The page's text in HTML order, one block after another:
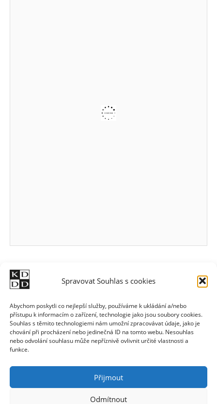
Spravovat Souhlas s cookies
Abychom poskytli co nejlepší služby, používáme k ukládání a/nebo
přístupu k informacím o zařízení, technologie jako jsou soubory cookies.
Souhlas s těmito technologiemi nám umožní zpracovávat údaje, jako je
chování při procházení nebo jedinečná ID na tomto webu. Nesouhlas
nebo odvolání souhlasu může nepříznivě ovlivnit určité vlastnosti a
funkce.
Přijmout
Odmítnout